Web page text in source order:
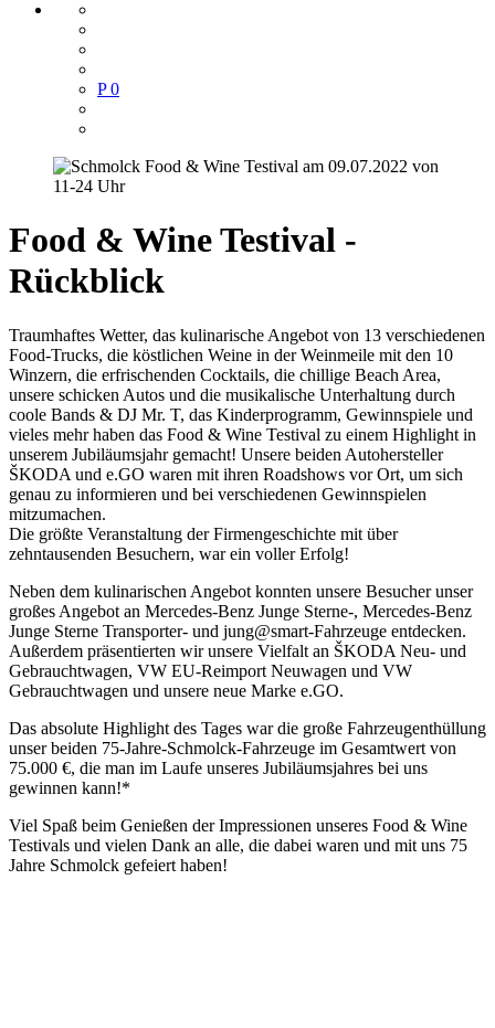
P 0
Food & Wine Testival -
Rückblick
Traumhaftes Wetter, das kulinarische Angebot von 13 verschiedenen
Food-Trucks, die köstlichen Weine in der Weinmeile mit den 10
Winzern, die erfrischenden Cocktails, die chillige Beach Area,
unsere schicken Autos und die musikalische Unterhaltung durch
coole Bands & DJ Mr. T, das Kinderprogramm, Gewinnspiele und
vieles mehr haben das Food & Wine Testival zu einem Highlight in
unserem Jubiläumsjahr gemacht! Unsere beiden Autohersteller
ŠKODA und e.GO waren mit ihren Roadshows vor Ort, um sich
genau zu informieren und bei verschiedenen Gewinnspielen
mitzumachen.
Die größte Veranstaltung der Firmengeschichte mit über
zehntausenden Besuchern, war ein voller Erfolg!
Neben dem kulinarischen Angebot konnten unsere Besucher unser
großes Angebot an Mercedes-Benz Junge Sterne-, Mercedes-Benz
Junge Sterne Transporter- und jung@smart-Fahrzeuge entdecken.
Außerdem präsentierten wir unsere Vielfalt an ŠKODA Neu- und
Gebrauchtwagen, VW EU-Reimport Neuwagen und VW
Gebrauchtwagen und unsere neue Marke e.GO.
Das absolute Highlight des Tages war die große Fahrzeugenthüllung
unser beiden 75-Jahre-Schmolck-Fahrzeuge im Gesamtwert von
75.000 €, die man im Laufe unseres Jubiläumsjahres bei uns
gewinnen kann!*
Viel Spaß beim Genießen der Impressionen unseres Food & Wine
Testivals und vielen Dank an alle, die dabei waren und mit uns 75
Jahre Schmolck gefeiert haben!